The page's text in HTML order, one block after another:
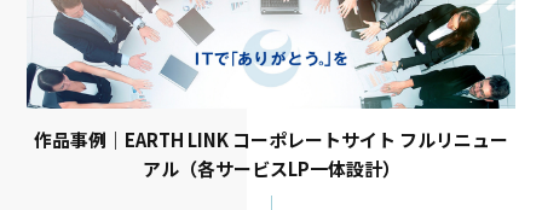
作品事例｜EARTH LINK コーポレートサイト フルリニュー
アル（各サービスLP一体設計）